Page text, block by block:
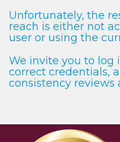
Unfortunately, the
reach is either not
user or using the
We invite you to log
correct credentials,
consistency reviews